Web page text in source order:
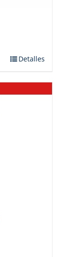
Detalles